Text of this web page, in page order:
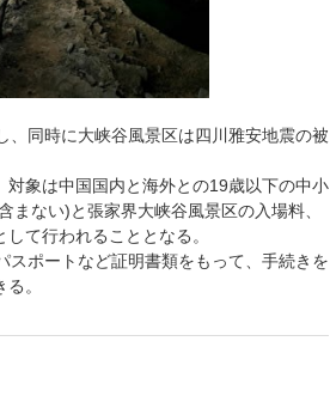
同時に大峡谷風景区は四川雅安地震の被
対象は中国国内と海外との19歳以下の中小
ない)と張家界大峡谷風景区の入場料、
して行われることとなる。
ポートなど証明書類をもって、手続きを
。